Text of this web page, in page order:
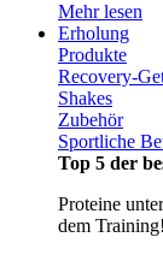
Mehr lesen
Erholung
Produkte
Recovery-
Shakes
Zubehör
Sportliche
Top 5 der
Proteine
dem Training!